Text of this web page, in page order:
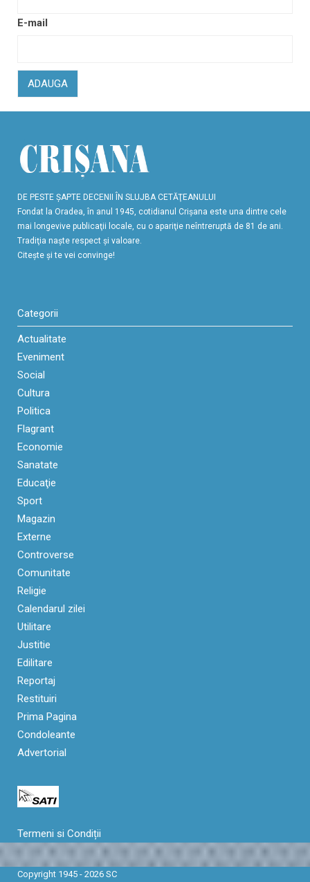
E-mail
ADAUGA
DE PESTE ŞAPTE DECENII ÎN SLUJBA CETĂŢEANULUI
Fondat la Oradea, în anul 1945, cotidianul Crişana este una dintre cele
mai longevive publicaţii locale, cu o apariţie neîntreruptă de 81 de ani.
Tradiţia naşte respect şi valoare.
Citeşte şi te vei convinge!
Categorii
Actualitate
Eveniment
Social
Cultura
Politica
Flagrant
Economie
Sanatate
Educaţie
Sport
Magazin
Externe
Controverse
Comunitate
Religie
Calendarul zilei
Utilitare
Justitie
Edilitare
Reportaj
Restituiri
Prima Pagina
Condoleante
Advertorial
Termeni si Condiții
Copyright 1945 - 2026 SC